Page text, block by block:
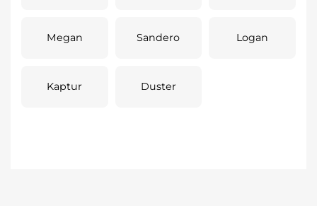
Megan Sandero Logan
Kaptur Duster